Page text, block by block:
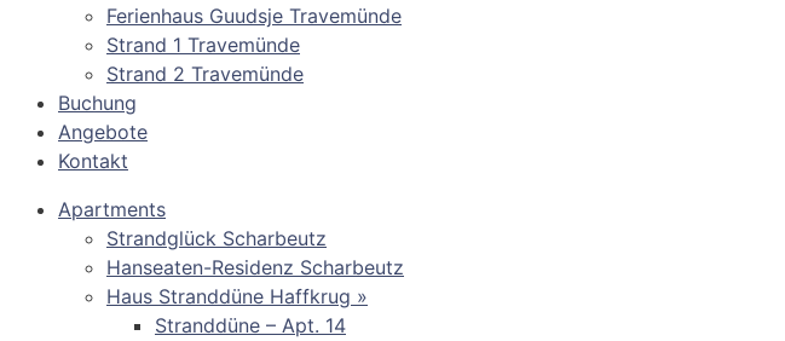
Ferienhaus Guudsje Travemünde
Strand 1 Travemünde
Strand 2 Travemünde
Buchung
Angebote
Kontakt
Apartments
Strandglück Scharbeutz
Hanseaten-Residenz Scharbeutz
Haus Stranddüne Haffkrug »
Stranddüne – Apt. 14